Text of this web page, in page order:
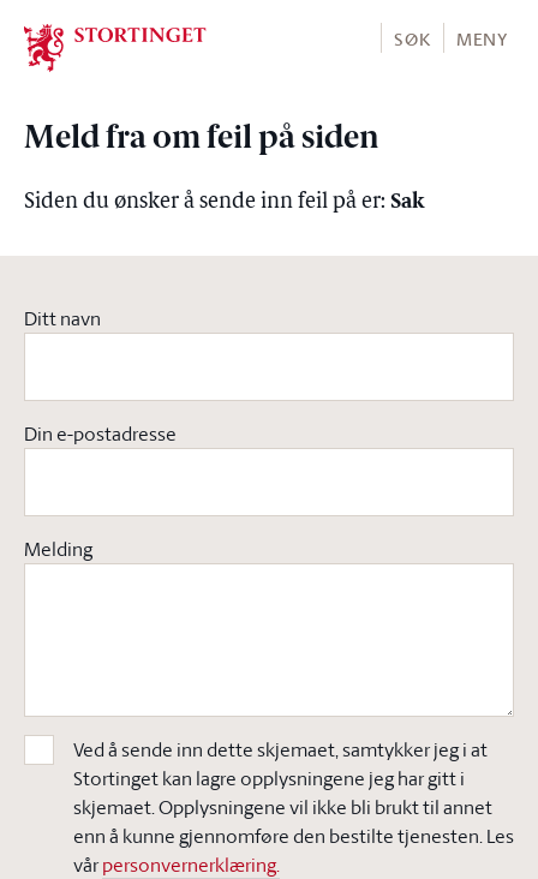
Stortinget.no
SØK MENY
Meld fra om feil på siden
Siden du ønsker å sende inn feil på er: Sak
Ditt navn
Din e-postadresse
Melding
Ved å sende inn dette skjemaet, samtykker jeg i at
Stortinget kan lagre opplysningene jeg har gitt i
skjemaet. Opplysningene vil ikke bli brukt til annet
enn å kunne gjennomføre den bestilte tjenesten. Les
vårpersonvernerklæring.